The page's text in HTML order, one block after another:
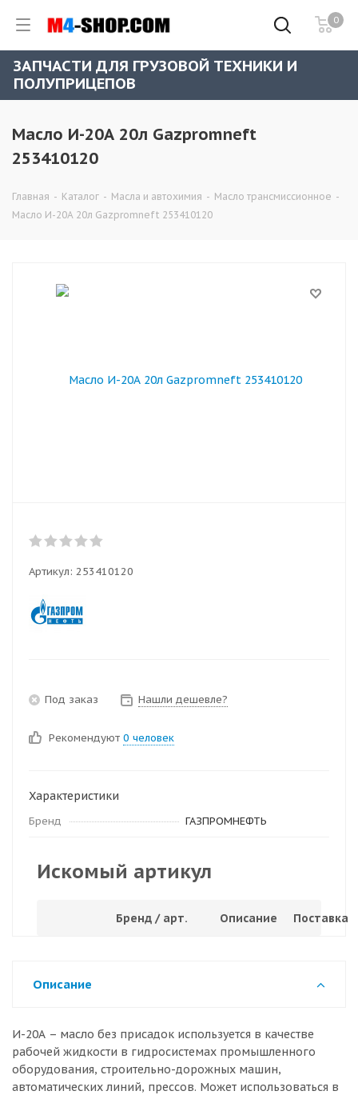
0
ЗАПЧАСТИ ДЛЯ ГРУЗОВОЙ ТЕХНИКИ И
ПОЛУПРИЦЕПОВ
Масло И-20А 20л Gazpromneft
253410120
Главная - Каталог - Масла и автохимия - Масло трансмиссионное -
Масло И-20А 20л Gazpromneft 253410120
Артикул: 253410120
Под заказ Нашли дешевле?
Рекомендуют 0 человек
Характеристики
Бренд ГАЗПРОМНЕФТЬ
Искомый артикул
Бренд / арт. Описание Поставка
Описание
И-20А – масло без присадок используется в качестве
рабочей жидкости в гидросистемах промышленного
оборудования, строительно-дорожных машин,
автоматических линий, прессов. Может использоваться в